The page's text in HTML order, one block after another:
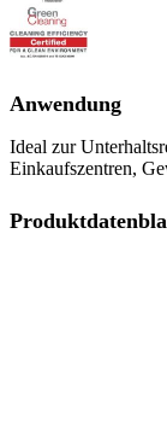
Anwendung
Ideal zur
Einkaufszentren,